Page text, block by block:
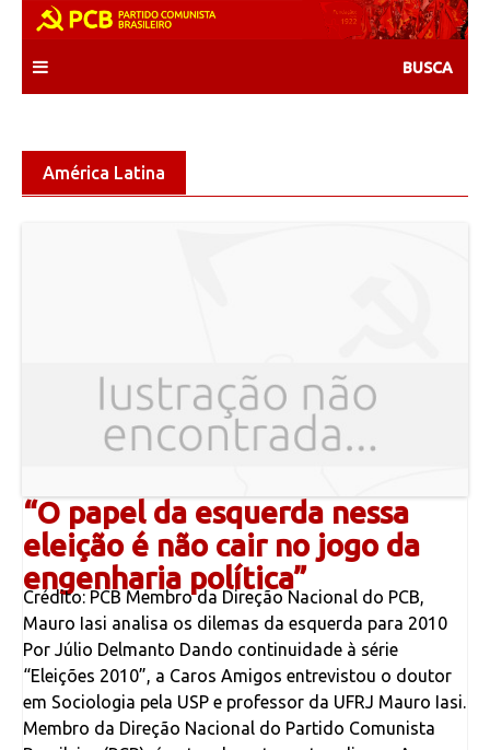
content
América Latina
“O papel da esquerda nessa
eleição é não cair no jogo da
engenharia política”
Crédito: PCB Membro da Direção Nacional do PCB,
Mauro Iasi analisa os dilemas da esquerda para 2010
Por Júlio Delmanto Dando continuidade à série
“Eleições 2010”, a Caros Amigos entrevistou o doutor
em Sociologia pela USP e professor da UFRJ Mauro Iasi.
Membro da Direção Nacional do Partido Comunista